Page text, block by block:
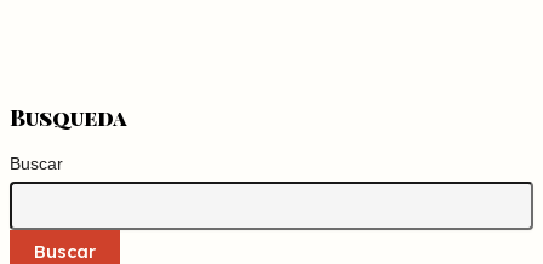
Busqueda
Buscar
Buscar